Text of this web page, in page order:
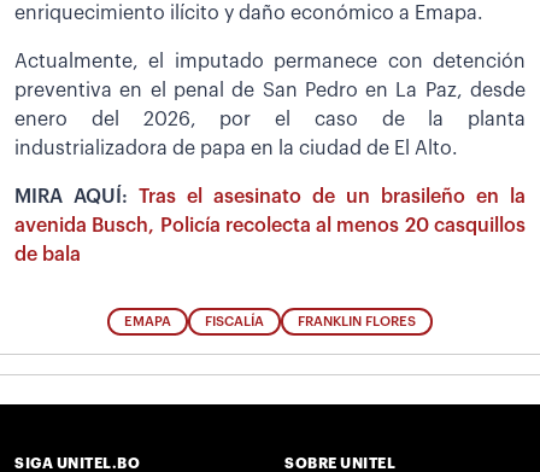
enriquecimiento ilícito y daño económico a Emapa.
Actualmente, el imputado permanece con detención
preventiva en el penal de San Pedro en La Paz, desde
enero del 2026, por el caso de la planta
industrializadora de papa en la ciudad de El Alto.
MIRA AQUÍ: Tras el asesinato de un brasileño en la
avenida Busch, Policía recolecta al menos 20 casquillos
de bala
EMAPA FISCALÍA FRANKLIN FLORES
SIGA UNITEL.BO SOBRE UNITEL